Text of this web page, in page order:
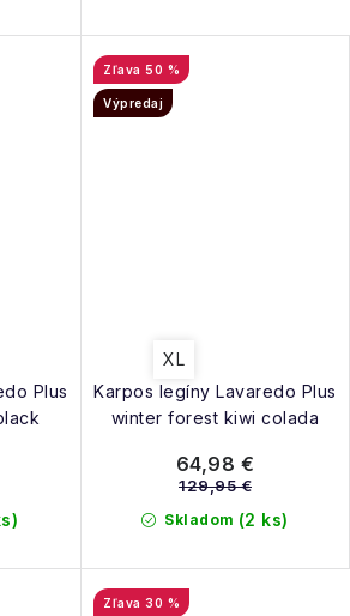
Plus
Karpos legíny Lavaredo Plus
winter forest kiwi colada
50 %
Výpredaj
XL
Skladom (2 ks)
64,98 €
129,95 €
30 %